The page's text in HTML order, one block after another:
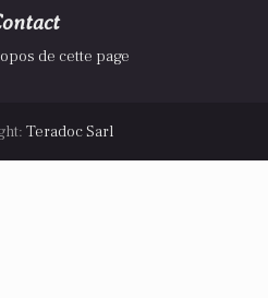
de cette page
Teradoc Sarl